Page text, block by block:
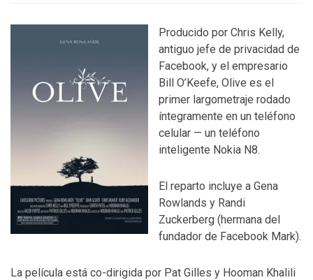
Producido por Chris Kelly,
antiguo jefe de privacidad de
Facebook, y el empresario
Bill O’Keefe, Olive es el
primer largometraje rodado
íntegramente en un teléfono
celular — un teléfono
inteligente Nokia N8.
El reparto incluye a Gena
Rowlands y Randi
Zuckerberg (hermana del
fundador de Facebook Mark).
La película está co-dirigida por Pat Gilles y Hooman Khalili